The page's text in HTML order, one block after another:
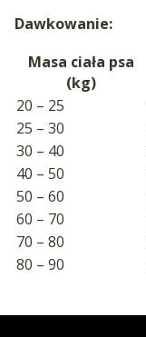
Dawkowanie:
Masa ciała psa
(kg)
20 – 25
25 – 30
30 – 40
40 – 50
50 – 60
60 – 70
70 – 80
80 – 90